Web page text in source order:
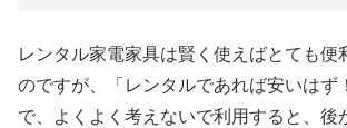
レンタル家電家具は賢く使えばとても便
のですが、「レンタルであれば安いはず
で、よくよく考えないで利用すると、後